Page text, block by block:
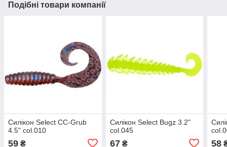
Подібні товари компанії
Силікон Select CC-Grub
4.5" col.010
59 ₴
Силікон Select Bugz 3.2"
col.045
67₴ 58